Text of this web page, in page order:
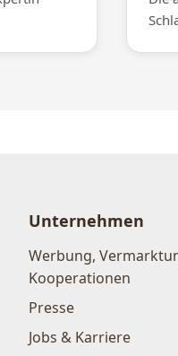
Unternehmen
Werbung,
Kooperationen
Presse
Jobs & Karriere